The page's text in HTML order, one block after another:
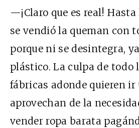
—¡Claro que es real!
se vendió la queman con
porque ni se desintegra,
plástico. La culpa de todo
fábricas adonde quieren ir
aprovechan de la
vender ropa barata